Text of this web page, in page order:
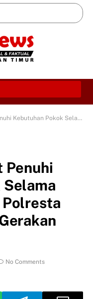
Ramadhan, Polresta Samarinda Gelar Gerakan Pangan Murah
Penuhi
Polresta
No Comments